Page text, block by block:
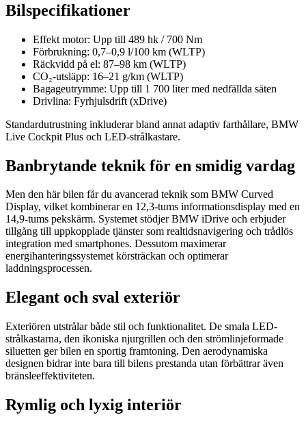
Bilspecifikationer
Effekt motor: Upp till 489 hk / 700 Nm
Förbrukning: 0,7–0,9 l/100 km (WLTP)
Räckvidd på el: 87–98 km (WLTP)
CO₂-utsläpp: 16–21 g/km (WLTP)
Bagageutrymme: Upp till 1 700 liter med nedfällda säten
Drivlina: Fyrhjulsdrift (xDrive)
Standardutrustning inkluderar bland annat adaptiv farthållare, BMW
Live Cockpit Plus och LED-strålkastare.
Banbrytande teknik för en smidig vardag
Men den här bilen får du avancerad teknik som BMW Curved
Display, vilket kombinerar en 12,3-tums informationsdisplay med en
14,9-tums pekskärm. Systemet stödjer BMW iDrive och erbjuder
tillgång till uppkopplade tjänster som realtidsnavigering och trådlös
integration med smartphones. Dessutom maximerar
energihanteringssystemet körsträckan och optimerar
laddningsprocessen.
Elegant och sval exteriör
Exteriören utstrålar både stil och funktionalitet. De smala LED-
strålkastarna, den ikoniska njurgrillen och den strömlinjeformade
siluetten ger bilen en sportig framtoning. Den aerodynamiska
designen bidrar inte bara till bilens prestanda utan förbättrar även
bränsleeffektiviteten.
Rymlig och lyxig interiör